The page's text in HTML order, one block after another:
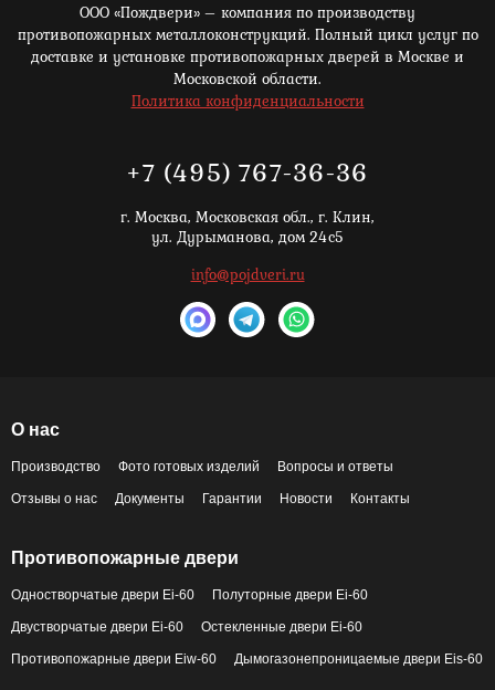
ООО «Пождвери» – компания по производству
противопожарных металлоконструкций. Полный цикл услуг по
доставке и установке противопожарных дверей в Москве и
Московской области.
Политика конфиденциальности
+7 (495) 767-36-36
г. Москва, Московская обл., г. Клин,
ул. Дурыманова, дом 24с5
info@pojdveri.ru
О нас
Производство Фото готовых изделий Вопросы и ответы
Отзывы о нас Документы Гарантии Новости Контакты
Противопожарные двери
Одностворчатые двери Ei-60 Полуторные двери Ei-60
Двустворчатые двери Ei-60 Остекленные двери Ei-60
Противопожарные двери Eiw-60 Дымогазонепроницаемые двери Eis-60